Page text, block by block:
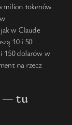
milion tokenów
w Claude
10 i 50
150 dolarów w
na rzecz
— tu